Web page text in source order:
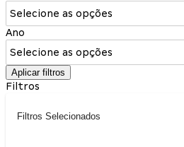
Selecione as opções
Ano
Selecione as opções
Aplicar filtros
Filtros
Filtros Selecionados